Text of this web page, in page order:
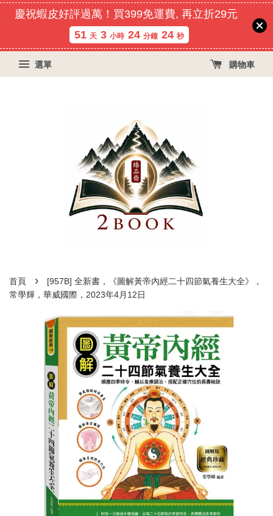
慶祝蝦皮好評過萬！買399免運費, 再立折29元
51 天 3 小時 24 分鐘 24 秒
選單 購物車
首頁 ›
[957B] 全新書，《圖解黃帝內經二十四節氣養生大全》，
常學輝，華威國際，2023年4月12日